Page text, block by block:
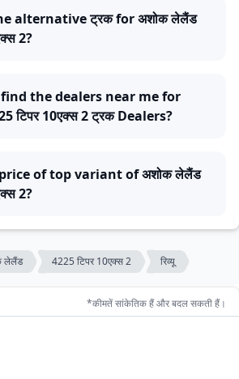
alternative ट्रक for अशोक लेलैंड
2?
the dealers near me for
टिपर 10एक्स 2 ट्रक Dealers?
of top variant of अशोक लेलैंड
2?
लेलैंड 4225 टिपर 10एक्स 2 रिव्यू
*कीमतें सांकेतिक हैं और बदल सकती हैं।